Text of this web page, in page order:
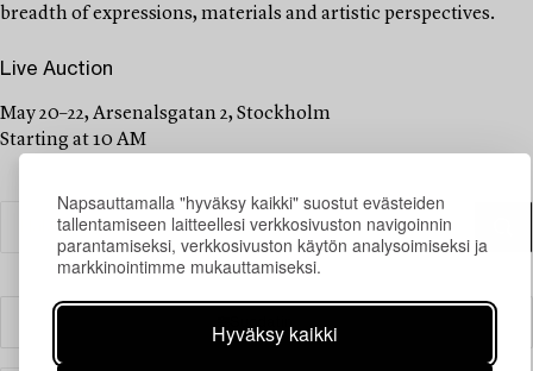
Napsauttamalla "hyväksy kaikki" suostut evästeiden
tallentamiseen laitteellesi verkkosivuston navigoinnin
parantamiseksi, verkkosivuston käytön analysoimiseksi ja
markkinointimme mukauttamiseksi.
Hyväksy kaikki
breadth of expressions, materials and artistic perspectives.
Live Auction
May 20–22, Arsenalsgatan 2, Stockholm
Starting at 10 AM